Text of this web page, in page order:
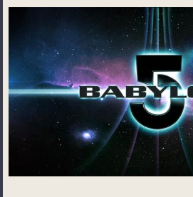
babylon5.jpg